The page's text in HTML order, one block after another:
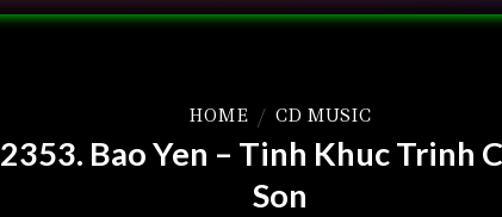
HOME / CD MUSIC
2353. Bao Yen – Tinh Khuc Trinh
Son